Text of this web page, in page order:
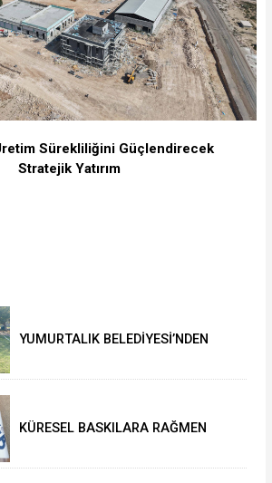
Sürekliliğini Güçlendirecek
Stratejik Yatırım
YUMURTALIK BELEDİYESİ’NDEN
KÜRESEL BASKILARA RAĞMEN